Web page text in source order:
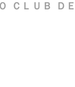
ＣＬＵＢ Ｄ